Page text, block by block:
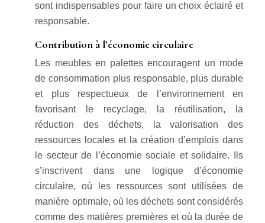
sont indispensables pour faire un choix éclairé et
responsable.
Contribution à l’économie circulaire
Les meubles en palettes encouragent un mode
de consommation plus responsable, plus durable
et plus respectueux de l’environnement en
favorisant le recyclage, la réutilisation, la
réduction des déchets, la valorisation des
ressources locales et la création d’emplois dans
le secteur de l’économie sociale et solidaire. Ils
s’inscrivent dans une logique d’économie
circulaire, où les ressources sont utilisées de
manière optimale, où les déchets sont considérés
comme des matières premières et où la durée de